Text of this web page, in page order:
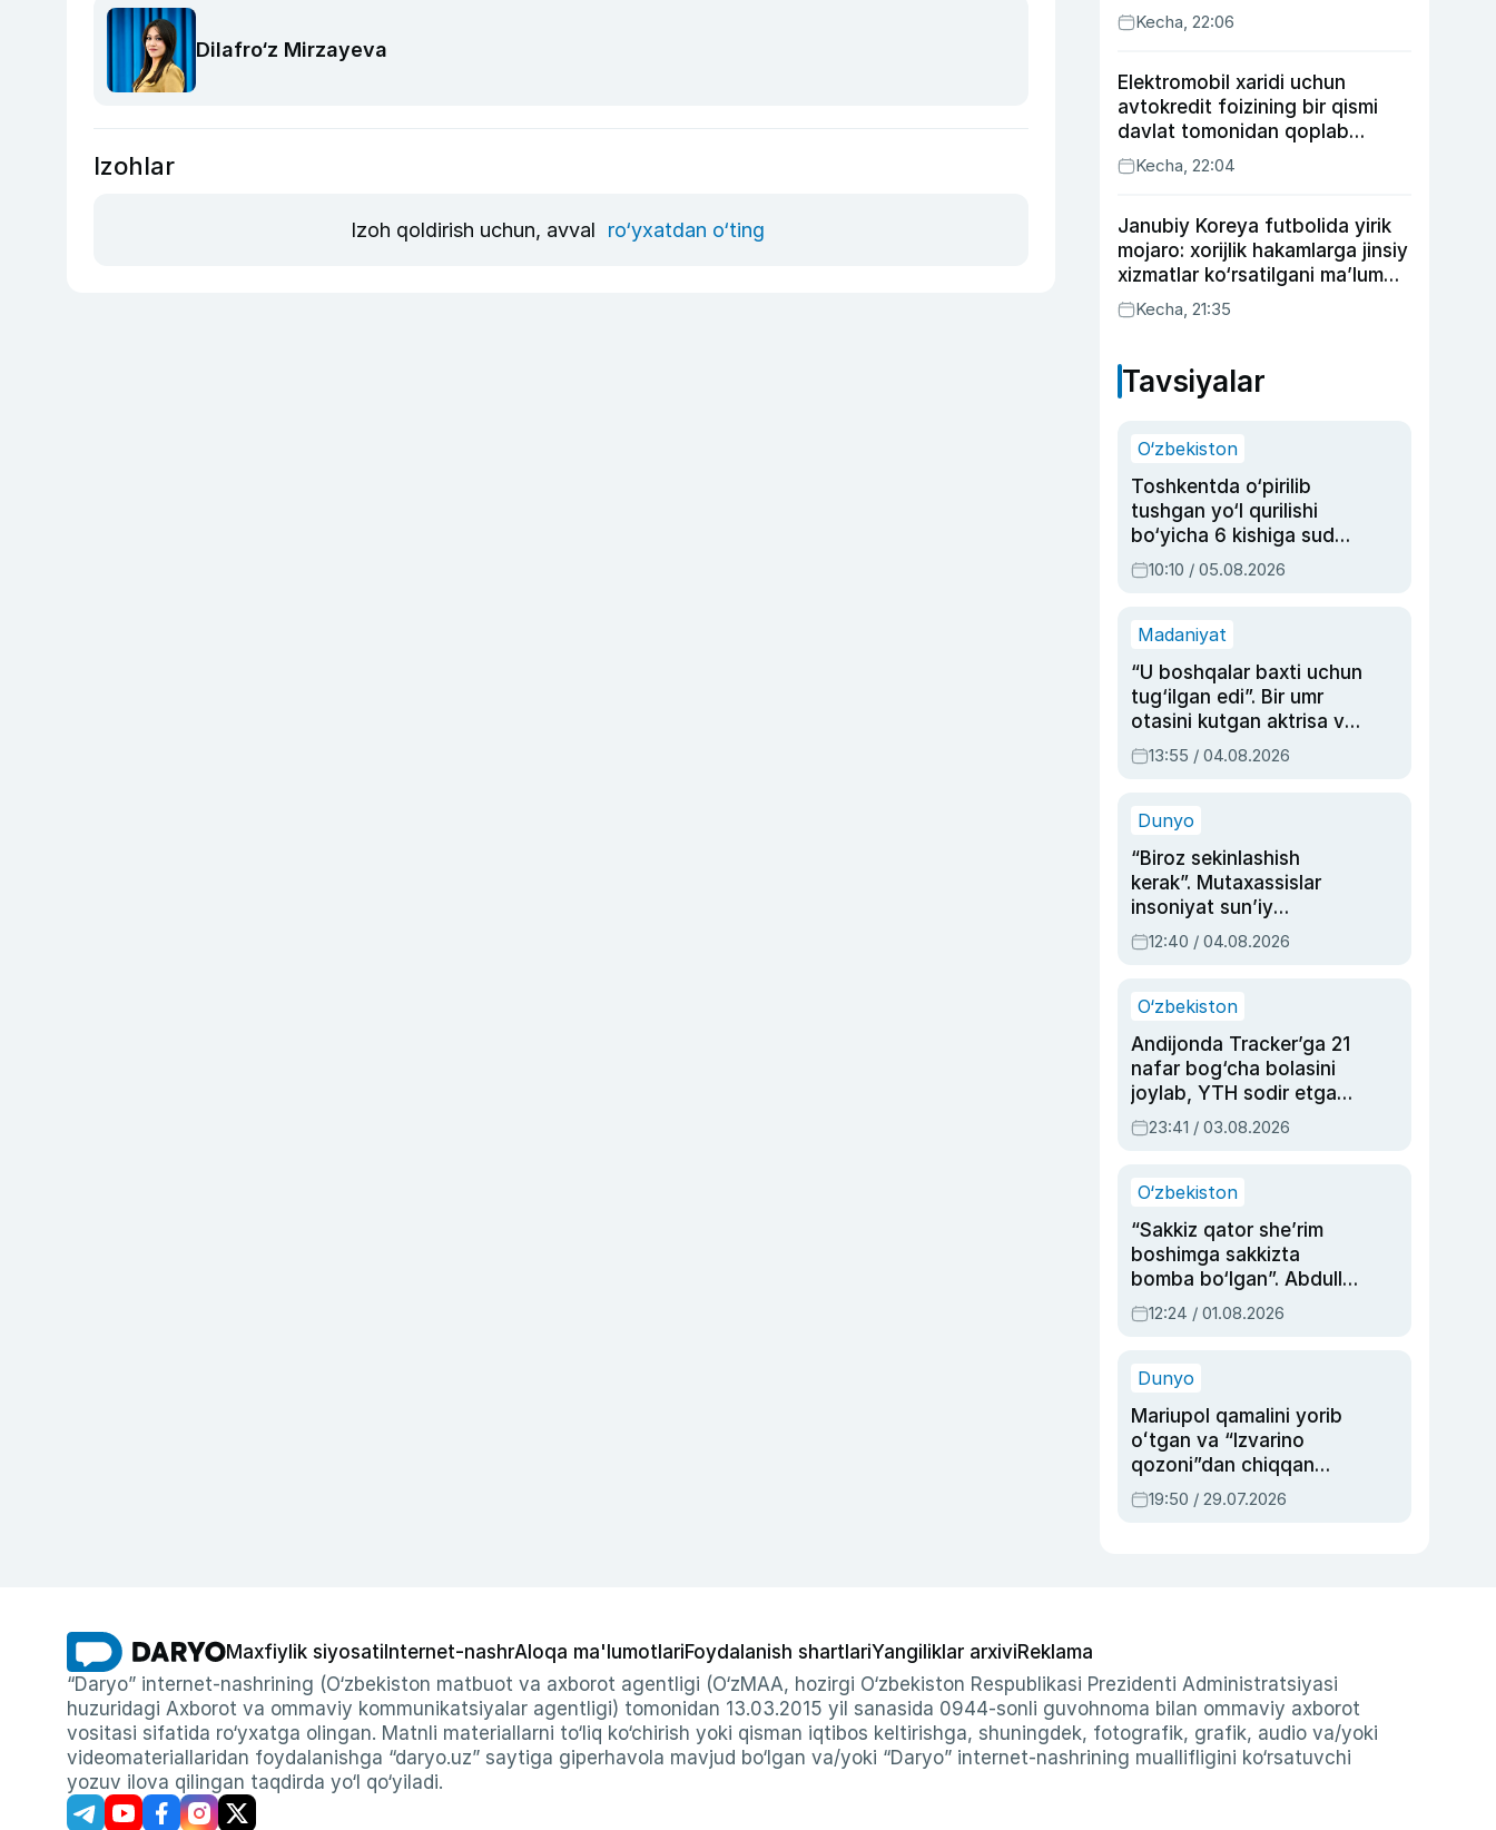
Dilafro‘z Mirzayeva
Izohlar
Izoh qoldirish uchun, avval ro‘yxatdan o‘ting
Kecha, 22:06
Elektromobil xaridi uchun
avtokredit foizining bir qismi
davlat tomonidan qoplab
berilishi mumkin
Kecha, 22:04
Janubiy Koreya futbolida yirik
mojaro: xorijlik hakamlarga jinsiy
xizmatlar ko‘rsatilgani ma’lum
qilindi
Kecha, 21:35
Tavsiyalar
O‘zbekiston
Toshkentda o‘pirilib
tushgan yo‘l qurilishi
bo‘yicha 6 kishiga sud
hukmi o‘qildi
10:10 / 05.08.2026
Madaniyat
“U boshqalar baxti uchun
tug‘ilgan edi”. Bir umr
otasini kutgan aktrisa va
dublyaj ustasi Rimma
Ahmedovaning
13:55 / 04.08.2026
Dunyo
“Biroz sekinlashish
kerak”. Mutaxassislar
insoniyat sun’iy
intellektni boshqara
olmay qolishidan xavotir
12:40 / 04.08.2026
O‘zbekiston
Andijonda Tracker’ga 21
nafar bog‘cha bolasini
joylab, YTH sodir etgan
ayolga sud hukmi o‘qildi
23:41 / 03.08.2026
O‘zbekiston
“Sakkiz qator she’rim
boshimga sakkizta
bomba bo‘lgan”. Abdulla
Oripovni siyosiy
ayblovlardan asrab
12:24 / 01.08.2026
Dunyo
Mariupol qamalini yorib
oʻtgan va “Izvarino
qozoni”dan chiqqan
qahramon — Ukraina
armiyasi bosh
19:50 / 29.07.2026
Maxfiylik siyosati Internet-nashrAloqa ma'lumotlariFoydalanish shartlariYangiliklar arxiviReklama
“Daryo” internet-nashrining (O‘zbekiston matbuot va axborot agentligi (O‘zMAA, hozirgi O‘zbekiston Respublikasi Prezidenti Administratsiyasi
huzuridagi Axborot va ommaviy kommunikatsiyalar agentligi) tomonidan 13.03.2015 yil sanasida 0944-sonli guvohnoma bilan ommaviy axborot
vositasi sifatida ro‘yxatga olingan. Matnli materiallarni to‘liq ko‘chirish yoki qisman iqtibos keltirishga, shuningdek, fotografik, grafik, audio va/yoki
videomateriallaridan foydalanishga “daryo.uz” saytiga giperhavola mavjud bo‘lgan va/yoki “Daryo” internet-nashrining muallifligini ko‘rsatuvchi
yozuv ilova qilingan taqdirda yo‘l qo‘yiladi.